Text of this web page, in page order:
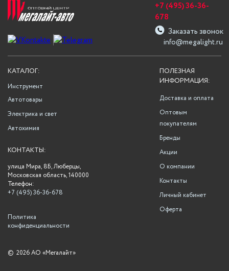
info@megalight.ru
+7 (495) 36-36-
678
Заказать звонок
ПОЛЕЗНАЯ
ИНФОРМАЦИЯ:
Доставка и оплата
Оптовым
покупателям
Бренды
Акции
О компании
Контакты
Личный кабинет
Оферта
КАТАЛОГ:
Инструмент
Автотовары
Электрика и свет
Автохимия
КОНТАКТЫ:
улица Мира, 8Б, Люберцы,
Московская область, 140000
Телефон:
+7 (495) 36-36-678
Политика
конфиденциальности
© 2026 АО «Мегалайт»